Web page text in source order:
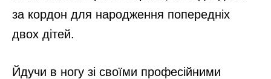
за кордон для народження попередніх
двох дітей.
Йдучи в ногу зі своїми професійними